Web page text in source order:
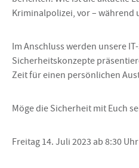
Kriminalpolizei, vor – während
Im Anschluss werden unsere
Sicherheitskonzepte
Zeit für einen persönlichen
Möge die Sicherheit mit Euch
Freitag 14. Juli 2023 ab 8:30